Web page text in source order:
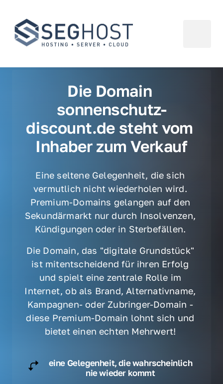
Die Domain
sonnenschutz-
discount.de steht vom
Inhaber zum Verkauf
Eine seltene Gelegenheit, die sich
vermutlich nicht wiederholen wird.
Premium-Domains gelangen auf den
Sekundärmarkt nur durch Insolvenzen,
Kündigungen oder in Sterbefällen.
Die Domain, das "digitale Grundstück"
ist mitentscheidend für ihren Erfolg
und spielt eine zentrale Rolle im
Internet, ob als Brand, Alternativname,
Kampagnen- oder Zubringer-Domain -
diese Premium-Domain lohnt sich und
bietet einen echten Mehrwert!
eine Gelegenheit, die wahrscheinlich
nie wieder kommt